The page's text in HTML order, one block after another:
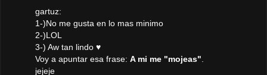
gartuz:
1-)No me gusta en lo mas minimo
2-)LOL
3-) Aw tan lindo ♥
Voy a apuntar esa frase: A mi me "mojeas"
jejeje